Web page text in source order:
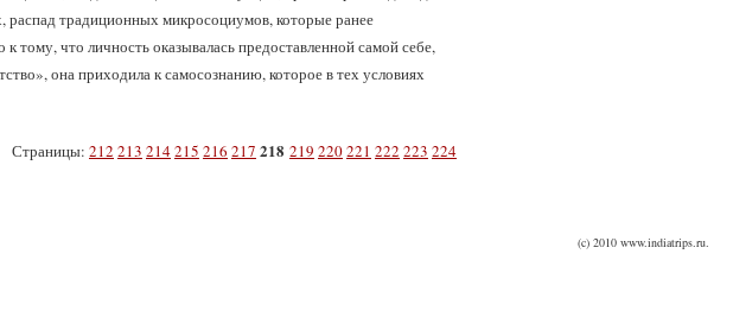
традиционных микросоциумов, которые ранее
тому, что личность оказывалась предоставленной самой себе,
она приходила к самосознанию, которое в тех условиях
Страницы: 212 213 214215 216 217 218 219 220221 222 223 224
(c) 2010 www.indiatrips.ru.